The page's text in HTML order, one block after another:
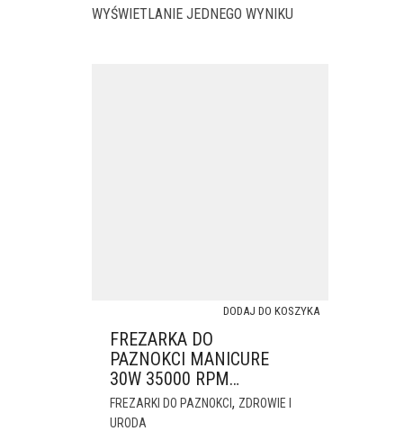
WYŚWIETLANIE JEDNEGO WYNIKU
FREZARKA DO
PAZNOKCI MANICURE
30W 35000 RPM
RIWALL RF-01 +
ZESTAW FREZÓW
FREZARKI DO PAZNOKCI, ZDROWIE I
URODA
DODAJ DO KOSZYKA